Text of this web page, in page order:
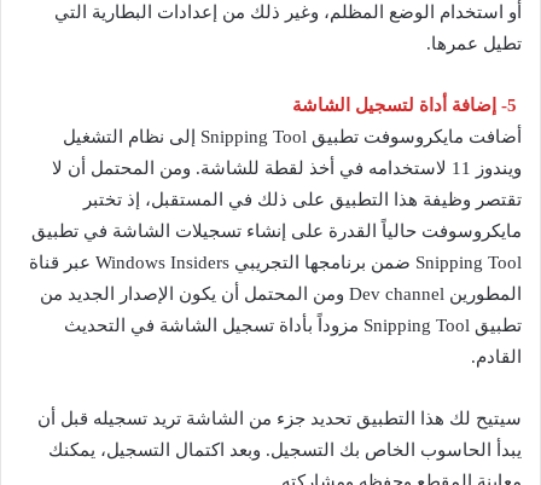
أو استخدام الوضع المظلم، وغير ذلك من إعدادات البطارية التي
تطيل عمرها.
5- إضافة أداة لتسجيل الشاشة
أضافت مايكروسوفت تطبيق Snipping Tool إلى نظام التشغيل
ويندوز 11 لاستخدامه في أخذ لقطة للشاشة. ومن المحتمل أن لا
تقتصر وظيفة هذا التطبيق على ذلك في المستقبل، إذ تختبر
مايكروسوفت حالياً القدرة على إنشاء تسجيلات الشاشة في تطبيق
Snipping Tool ضمن برنامجها التجريبي Windows Insiders عبر قناة
المطورين Dev channel ومن المحتمل أن يكون الإصدار الجديد من
تطبيق Snipping Tool مزوداً بأداة تسجيل الشاشة في التحديث
القادم.
سيتيح لك هذا التطبيق تحديد جزء من الشاشة تريد تسجيله قبل أن
يبدأ الحاسوب الخاص بك التسجيل. وبعد اكتمال التسجيل، يمكنك